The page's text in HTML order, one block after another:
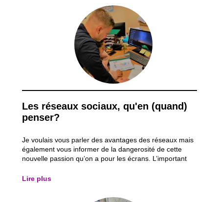
Les réseaux sociaux, qu'en (quand)
penser?
Je voulais vous parler des avantages des réseaux mais
également vous informer de la dangerosité de cette
nouvelle passion qu’on a pour les écrans. L’important
réseaux sociaux. Les avantages sont que l’on peut faire
Lire plus